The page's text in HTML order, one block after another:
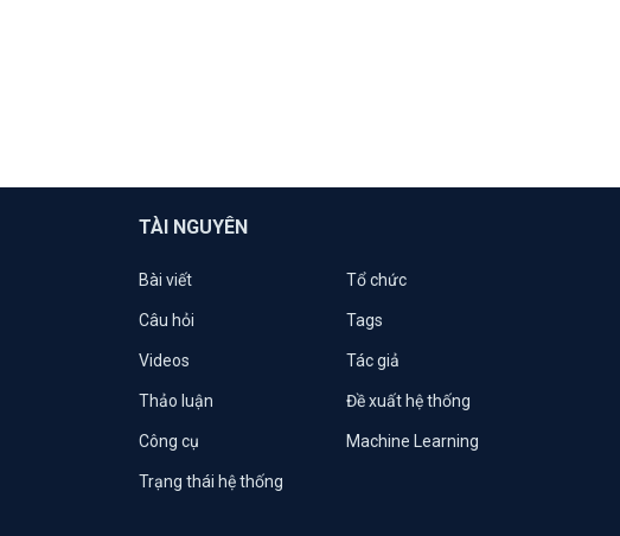
TÀI NGUYÊN
Bài viết Tổ chức
Câu hỏi Tags
Videos Tác giả
Thảo luận Đề xuất hệ thống
Công cụ Machine Learning
Trạng thái hệ thống